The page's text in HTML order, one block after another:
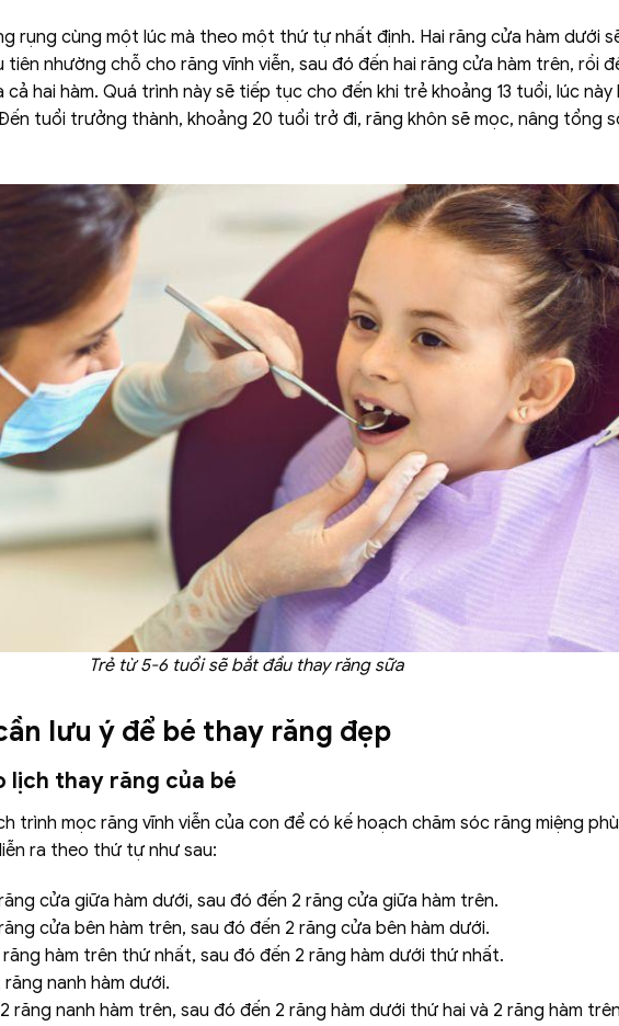
rụng cùng một lúc mà theo một thứ tự nhất định. Hai răng cửa hàm dưới
tiên nhường chỗ cho răng vĩnh viễn, sau đó đến hai răng cửa hàm trên, rồi
hai hàm. Quá trình này sẽ tiếp tục cho đến khi trẻ khoảng 13 tuổi, lúc này
tuổi trưởng thành, khoảng 20 tuổi trở đi, răng khôn sẽ mọc, nâng tổng
Trẻ từ 5-6 tuổi sẽ bắt đầu thay răng sữa
lưu ý để bé thay răng đẹp
lịch thay răng của bé
trình mọc răng vĩnh viễn của con để có kế hoạch chăm sóc răng miệng
ra theo thứ tự như sau:
cửa giữa hàm dưới, sau đó đến 2 răng cửa giữa hàm trên.
cửa bên hàm trên, sau đó đến 2 răng cửa bên hàm dưới.
hàm trên thứ nhất, sau đó đến 2 răng hàm dưới thứ nhất.
nanh hàm dưới.
răng nanh hàm trên, sau đó đến 2 răng hàm dưới thứ hai và 2 răng hàm